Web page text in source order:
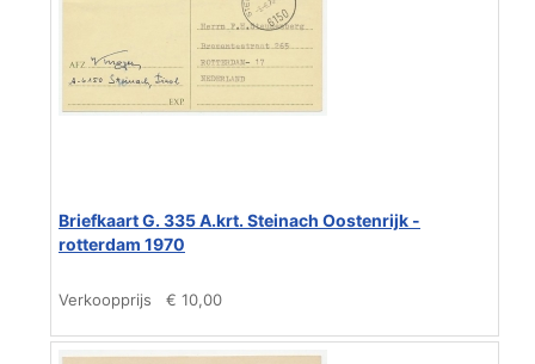
Briefkaart G. 335 A.krt. Steinach Oostenrijk -
rotterdam 1970
Verkoopprijs € 10,00